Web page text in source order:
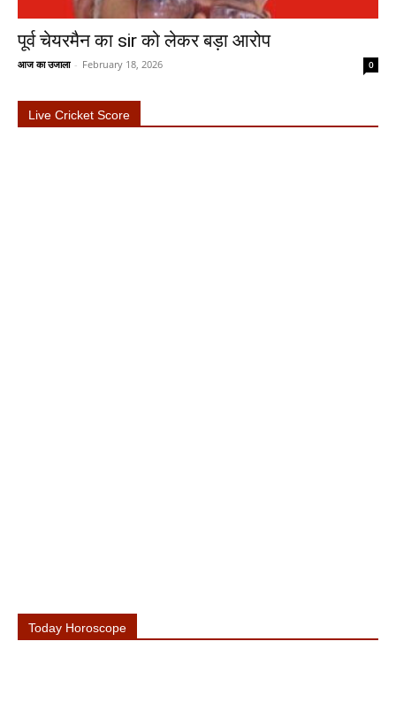
पूर्व चेयरमैन का sir को लेकर बड़ा आरोप
आज का उजाला - February 18, 2026 0
Live Cricket Score
Today Horoscope